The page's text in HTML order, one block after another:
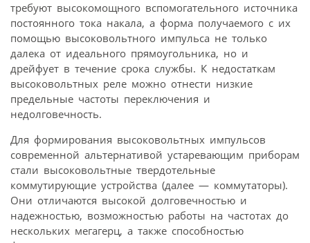
требуют высокомощного вспомогательного источника
постоянного тока накала, а форма получаемого с их
помощью высоковольтного импульса не только
далека от идеального прямоугольника, но и
дрейфует в течение срока службы. К недостаткам
высоковольтных реле можно отнести низкие
предельные частоты переключения и
недолговечность.
Для формирования высоковольтных импульсов
современной альтернативой устаревающим приборам
стали высоковольтные твердотельные
коммутирующие устройства (далее — коммутаторы).
Они отличаются высокой долговечностью и
надежностью, возможностью работы на частотах до
нескольких мегагерц, а также способностью